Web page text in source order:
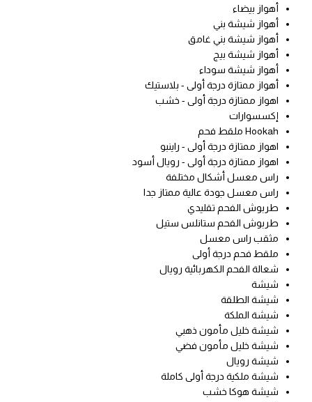
أهواز بيضاء
أهواز شيشة بني
أهواز شيشة بني غامق
أهواز شيشة بيج
أهواز شيشة سوداء
أهواز ممتازة درجة أولى - بلاستيك
اهواز ممتازة درجة أولى - خشب
إكسسوارات
Hookah ملقط فحم
اهواز ممتازة درجة أولى - راينبو
اهواز ممتازة درجة أولى - رويال أسود
راس معسل أشكال مختلفة
راس معسل جودة عالية ممتاز جدا
طربوش الفحم تقليدي
طربوش الفحم ستانلس ستيل
مثقب راس معسل
ملقط فحم درجة أولى
شعالة الفحم الكهربائية رويال
شيشة
شيشة الطلقة
شيشة الملكة
شيشة خليل مأمون ذهبي
شيشة خليل مأمون فضي
شيشة رويال
شيشة ملكية درجة أولى كاملة
شيشة هوكا خشب